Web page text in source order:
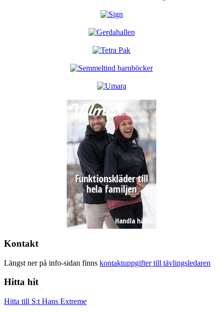
Kontakt
Längst ner på info-sidan finns kontaktuppgifter till tävlingsledaren
Hitta hit
Hitta till S:t Hans Extreme